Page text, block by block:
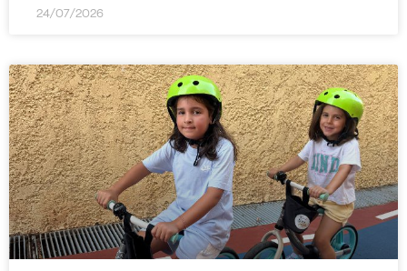
24/07/2026